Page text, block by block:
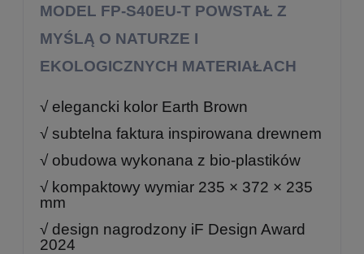
MODEL FP-S40EU-T POWSTAŁ Z
MYŚLĄ O NATURZE I
EKOLOGICZNYCH MATERIAŁACH
√ elegancki kolor Earth Brown
√ subtelna faktura inspirowana drewnem
√ obudowa wykonana z bio-plastików
√ kompaktowy wymiar 235 × 372 × 235
mm
√ design nagrodzony iF Design Award
2024